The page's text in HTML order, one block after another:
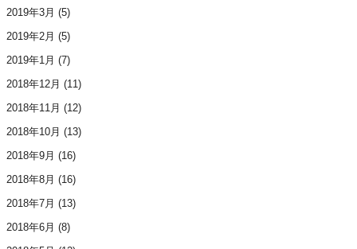
2019年3月 (5)
2019年2月 (5)
2019年1月 (7)
2018年12月 (11)
2018年11月 (12)
2018年10月 (13)
2018年9月 (16)
2018年8月 (16)
2018年7月 (13)
2018年6月 (8)